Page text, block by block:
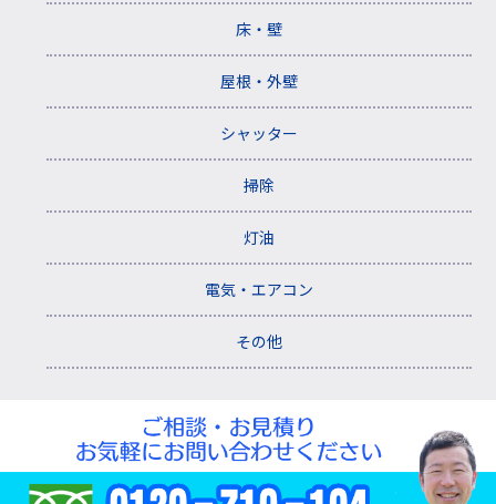
床・壁
屋根・外壁
シャッター
掃除
灯油
電気・エアコン
その他